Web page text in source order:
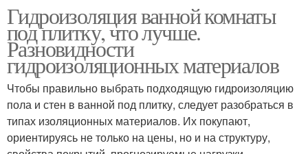
Гидроизоляция ванной комнаты
под плитку, что лучше.
Разновидности
гидроизоляционных материалов
Чтобы правильно выбрать подходящую гидроизоляцию
пола и стен в ванной под плитку, следует разобраться в
типах изоляционных материалов. Их покупают,
ориентируясь не только на цены, но и на структуру,